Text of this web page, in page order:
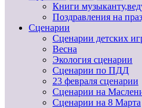
Книги
Поздравления на
Сценарии
Сценарии детских
Весна
Экология сценарии
Сценарии по ПДД
23 февраля сценарии
Сценарии на
Сценарии на 8 Марта